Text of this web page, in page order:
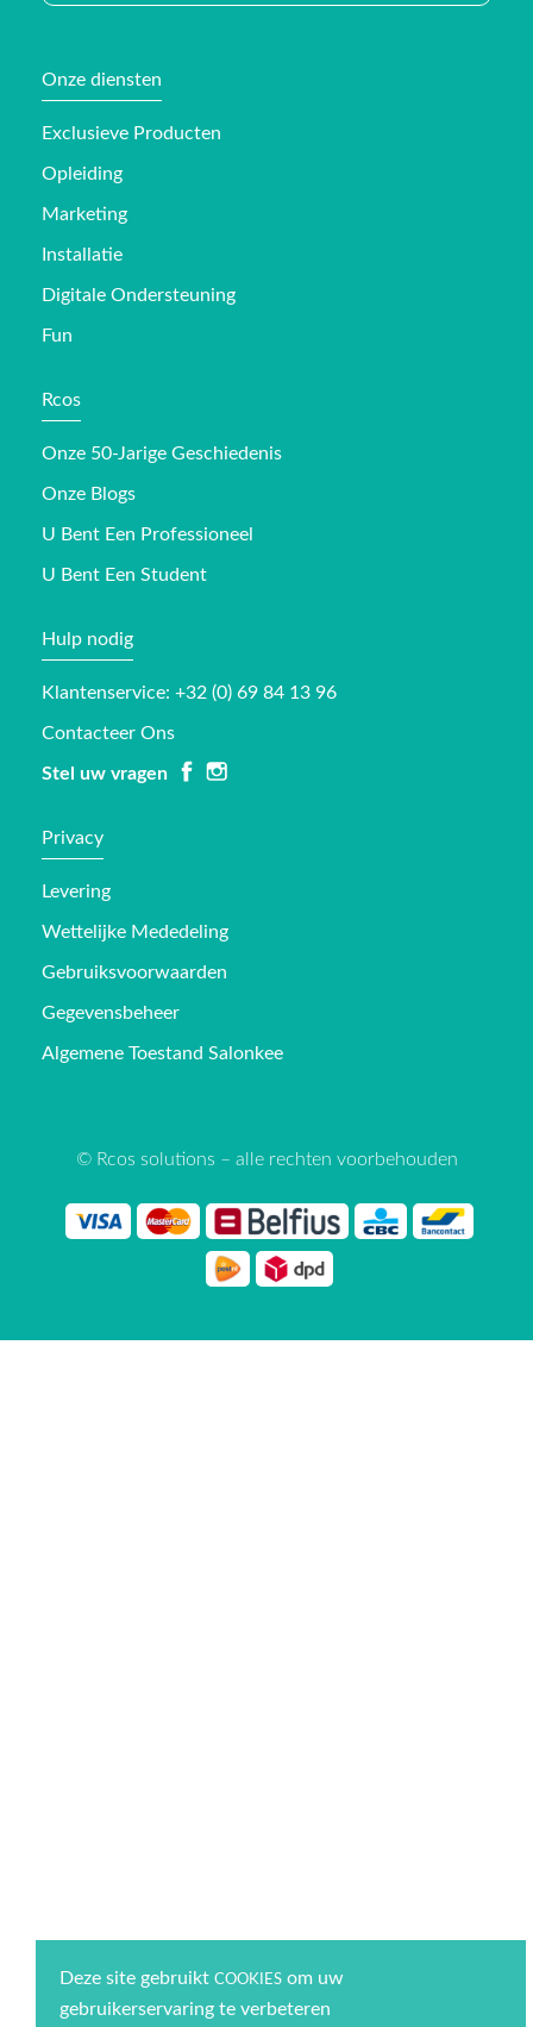
Deze site gebruikt COOKIES om uw
gebruikerservaring te verbeteren
Onze diensten
Exclusieve Producten
Opleiding
Marketing
Installatie
Digitale Ondersteuning
Fun
Rcos
Onze 50-Jarige Geschiedenis
Onze Blogs
U Bent Een Professioneel
U Bent Een Student
Hulp nodig
Klantenservice: +32 (0) 69 84 13 96
Contacteer Ons
Stel uw vragen
Privacy
Levering
Wettelijke Mededeling
Gebruiksvoorwaarden
Gegevensbeheer
Algemene Toestand Salonkee
© Rcos solutions – alle rechten voorbehouden